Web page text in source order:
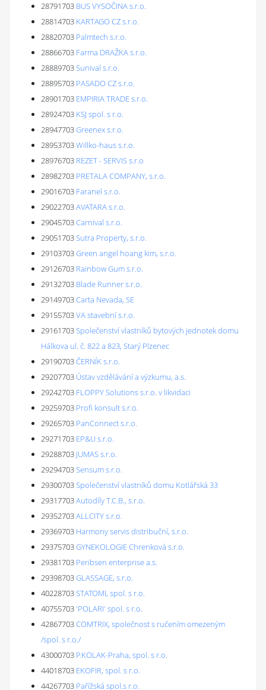
28791703 BUS VYSOČINA s.r.o.
28814703 KARTAGO CZ s.r.o.
28820703 Palmtech s.r.o.
28866703 Farma DRAŽKA s.r.o.
28889703Sunival s.r.o.
28895703 PASADO CZ s.r.o.
28901703 EMPIRIA TRADE s.r.o.
28924703 KSJ spol. s r.o.
28947703Greenex s.r.o.
28953703Willko-haus s.r.o.
28976703 REZET - SERVIS s.r.o
28982703 PRETALA COMPANY, s.r.o.
29016703 Faranel s.r.o.
29022703AVATARA s.r.o.
29045703Carnival s.r.o.
29051703Sutra Property, s.r.o.
29103703Green angel hoang kim, s.r.o.
29126703 Rainbow Gum s.r.o.
29132703 Blade Runner s.r.o.
29149703Carta Nevada, SE
29155703VA stavební s.r.o.
29161703Společenství vlastníků bytových jednotek domu
Hálkova ul. č. 822 a 823, Starý Plzenec
29190703ČERNÍK s.r.o.
29207703 Ústav vzdělávání a výzkumu, a.s.
29242703 FLOPPY Solutions s.r.o. v likvidaci
29259703 Profi konsult s.r.o.
29265703 PanConnect s.r.o.
29271703 EP&U s.r.o.
29288703 JUMAS s.r.o.
29294703Sensum s.r.o.
29300703Společenství vlastníků domu Kotlářská 33
29317703Autodíly T.C.B., s.r.o.
29352703ALLCITY s.r.o.
29369703 Harmony servis distribuční, s.r.o.
29375703GYNEKOLOGIE Chrenková s.r.o.
29381703 Peribsen enterprise a.s.
29398703GLASSAGE, s.r.o.
40228703STATOMI, spol. s r.o.
40755703'POLARI' spol. s r.o.
42867703COMTRIX, společnost s ručením omezeným
/spol. s r.o./
43000703 P.KOLAK-Praha, spol. s r.o.
44018703 EKOFIR, spol. s r.o.
44267703 Pařížská spol.s r.o.